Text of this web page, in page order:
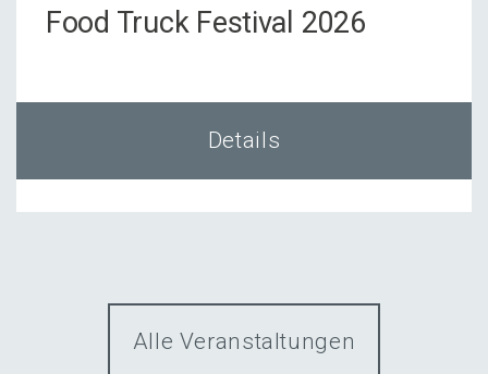
Food Truck Festi­val 2026
Details
Alle Veranstaltungen